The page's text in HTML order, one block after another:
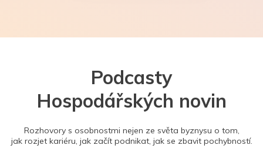
Podcasty
Hospodářských novin
Rozhovory s osobnostmi nejen ze světa byznysu o tom,
jak rozjet kariéru, jak začít podnikat, jak se zbavit pochybností.